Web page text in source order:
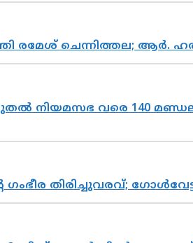
രമേശ് ചെന്നിത്തല;
നിയമസഭ വരെ 140
തിരിച്ചുവരവ്;